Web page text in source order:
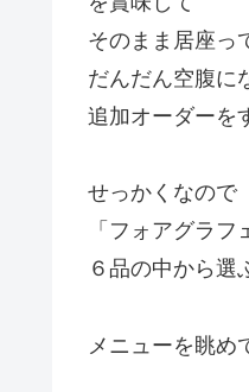
そのまま居座っ
だんだん空腹に
追加オーダーを
せっかくなので
「フォアグラフ
６品の中から選
メニューを眺め